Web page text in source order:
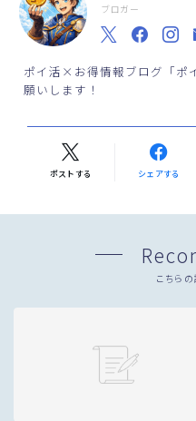
ブロガー
ポイ活×お得情報ブログ「ポ
願いします！
ポストする シェアする
こちら